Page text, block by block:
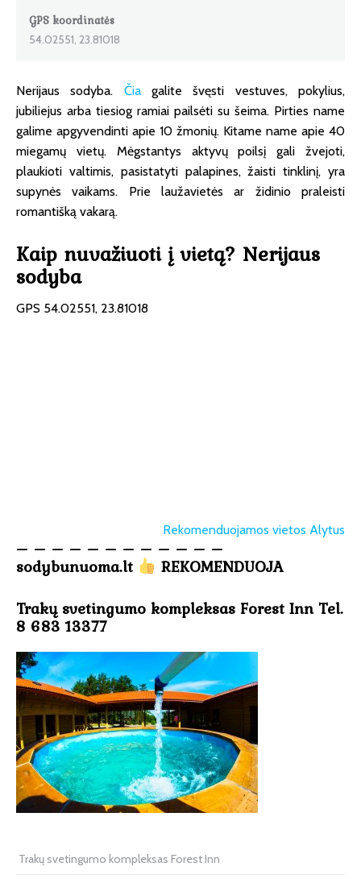
GPS koordinatės
54.02551, 23.81018
Nerijaus sodyba. Čiagalite švęsti vestuves, pokylius,
jubiliejus arba tiesiog ramiai pailsėti su šeima. Pirties name
galime apgyvendinti apie 10 žmonių. Kitame name apie 40
miegamų vietų. Mėgstantys aktyvų poilsį gali žvejoti,
plaukioti valtimis, pasistatyti palapines, žaisti tinklinį, yra
supynės vaikams. Prie laužavietės ar židinio praleisti
romantišką vakarą.
Kaip nuvažiuoti į vietą? Nerijaus
sodyba
GPS 54.02551, 23.81018
Rekomenduojamos vietos Alytus
– – – – – – – – – – – –
sodybunuoma.lt
REKOMENDUOJA
Trakų svetingumo kompleksas Forest Inn Tel.
8 683 13377
Trakų svetingumo kompleksas Forest Inn